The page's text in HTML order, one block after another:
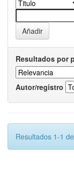
Resultados por
Autor/registro
Resultados 1-1